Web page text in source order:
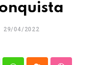
29/04/2022